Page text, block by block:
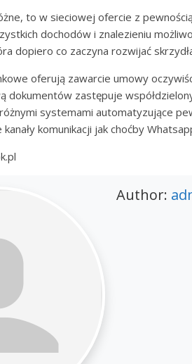
to w sieciowej ofercie z
dochodów i znalezieniu
dopiero co zaczyna rozwijać
oferują zawarcie umowy
dokumentów zastępuje
systemami automatyzujące
komunikacji jak choćby
Author: